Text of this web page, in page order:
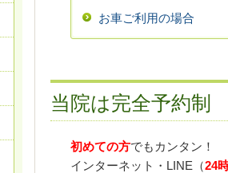
お車ご利用の場合
当院は完全予約制
初めての方でもカンタン！
インターネット・LINE（24